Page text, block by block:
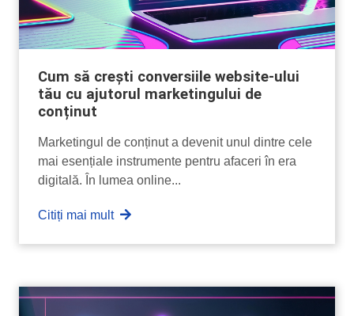
Cum să crești conversiile website-ului
tău cu ajutorul marketingului de
conținut
Marketingul de conținut a devenit unul dintre cele
mai esențiale instrumente pentru afaceri în era
digitală. În lumea online...
Citiți mai mult